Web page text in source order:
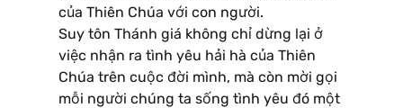
của Thiên Chúa với con người.
Suy tôn Thánh giá không chỉ dừng lại ở
việc nhận ra tình yêu hải hà của Thiên
Chúa trên cuộc đời mình, mà còn mời gọi
mỗi người chúng ta sống tình yêu đó một